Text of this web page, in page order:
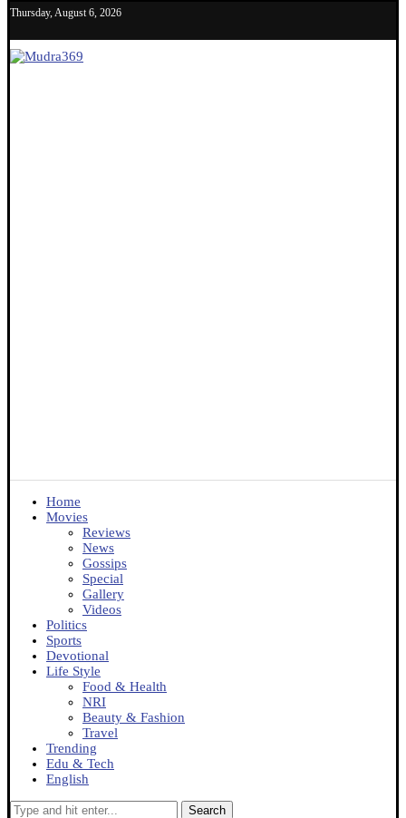
Thursday, August 6, 2026
Home
Movies
Reviews
News
Gossips
Special
Gallery
Videos
Politics
Sports
Devotional
Life Style
Food & Health
NRI
Beauty & Fashion
Travel
Trending
Edu & Tech
English
Search